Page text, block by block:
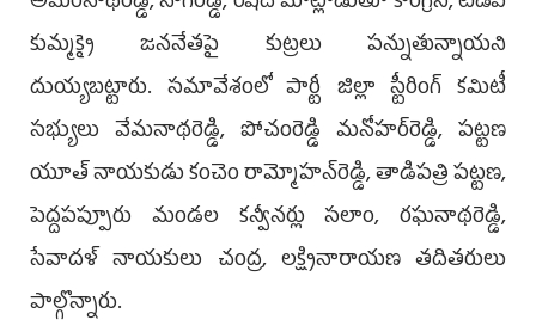
కుమ్మక్కై జననేతపై కుట్రలు పన్నుతున్నాయని
దుయ్యబట్టారు. సమావేశంలో పార్టీ జిల్లా స్టీరింగ్ కమిటీ
సభ్యులు వేమనాథరెడ్డి, పోచంరెడ్డి మనోహర్‌రెడ్డి, పట్టణ
యూత్ నాయకుడు కంచెం రామ్మోహన్‌రెడ్డి, తాడిపత్రి పట్టణ,
పెద్దపప్పూరు మండల కన్వీనర్లు సలాం, రఘనాథరెడ్డి,
సేవాదళ్ నాయకులు చంద్ర, లక్ష్మినారాయణ తదితరులు
పాల్గొన్నారు.